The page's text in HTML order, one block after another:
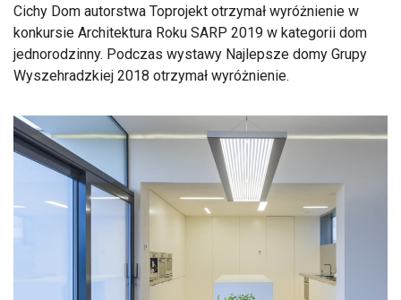
Cichy Dom autorstwa Toprojekt otrzymał wyróżnienie w
konkursie Architektura Roku SARP 2019 w kategorii dom
jednorodzinny. Podczas wystawy Najlepsze domy Grupy
Wyszehradzkiej 2018 otrzymał wyróżnienie.